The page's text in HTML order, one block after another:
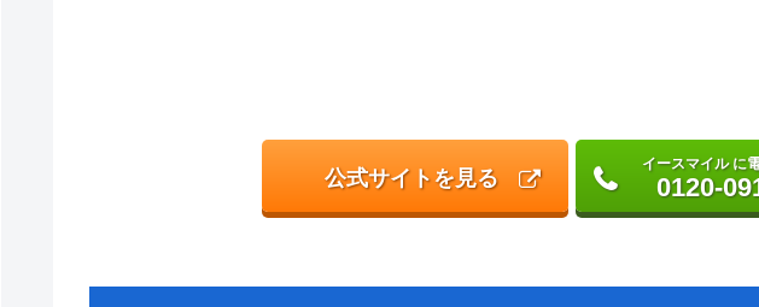
公式サイトを見る
イースマイル に
0120-